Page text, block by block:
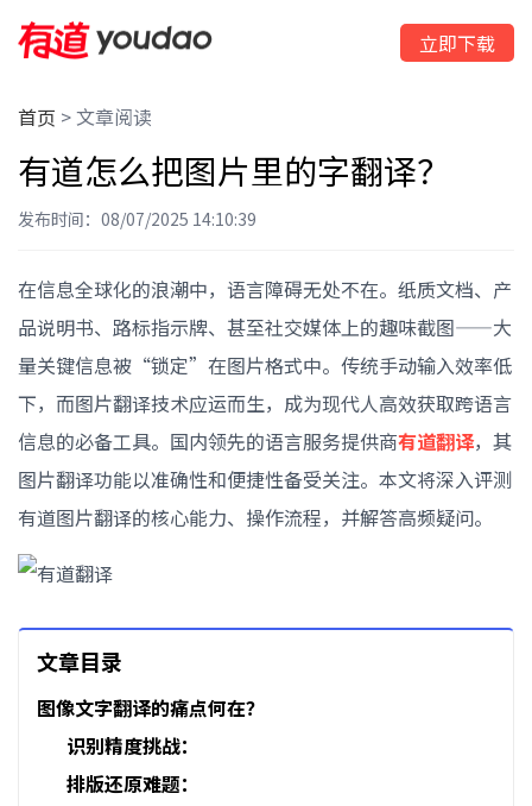
立即下载
首页 >文章阅读
有道怎么把图片里的字翻译？
发布时间：08/07/2025 14:10:39
在信息全球化的浪潮中，语言障碍无处不在。纸质文档、产
品说明书、路标指示牌、甚至社交媒体上的趣味截图——大
量关键信息被“锁定”在图片格式中。传统手动输入效率低
下，而图片翻译技术应运而生，成为现代人高效获取跨语言
信息的必备工具。国内领先的语言服务提供商有道翻译，其
图片翻译功能以准确性和便捷性备受关注。本文将深入评测
有道图片翻译的核心能力、操作流程，并解答高频疑问。
文章目录
图像文字翻译的痛点何在？
识别精度挑战：
排版还原难题：